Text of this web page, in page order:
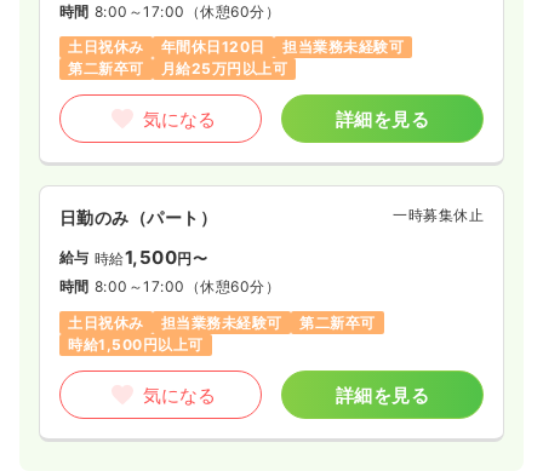
時間 8:00～17:00 （休憩60分）
土日祝休み
年間休日120日
担当業務未経験可
第二新卒可
月給25万円以上可
気になる 詳細を見る
日勤のみ（パート） 一時募集休止
給与 時給1,500円〜
時間 8:00～17:00 （休憩60分）
土日祝休み
担当業務未経験可
第二新卒可
時給1,500円以上可
気になる 詳細を見る